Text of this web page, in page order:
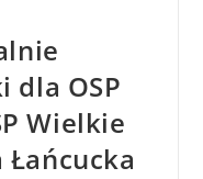
dla OSP
Wielkie
Łańcucka